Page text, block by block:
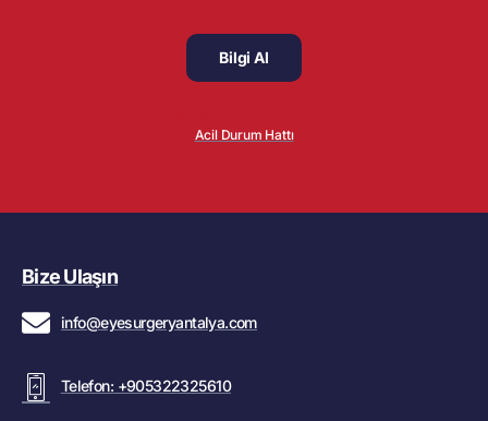
Bilgi Al
Acil Durum Hattı
Bize Ulaşın
info@eyesurgeryantalya.com
Telefon: +905322325610